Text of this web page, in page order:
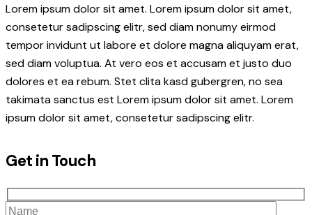
Lorem ipsum dolor sit amet. Lorem ipsum dolor sit amet,
consetetur sadipscing elitr, sed diam nonumy eirmod
tempor invidunt ut labore et dolore magna aliquyam erat,
sed diam voluptua. At vero eos et accusam et justo duo
dolores et ea rebum. Stet clita kasd gubergren, no sea
takimata sanctus est Lorem ipsum dolor sit amet. Lorem
ipsum dolor sit amet, consetetur sadipscing elitr.
Get in Touch